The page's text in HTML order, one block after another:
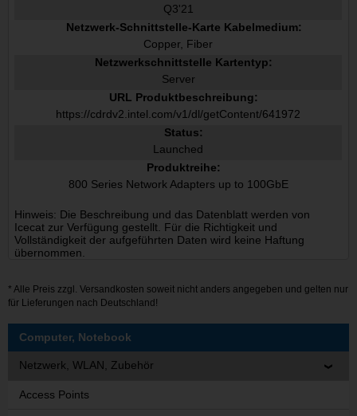
Q3'21
Netzwerk-Schnittstelle-Karte Kabelmedium:
Copper, Fiber
Netzwerkschnittstelle Kartentyp:
Server
URL Produktbeschreibung:
https://cdrdv2.intel.com/v1/dl/getContent/641972
Status:
Launched
Produktreihe:
800 Series Network Adapters up to 100GbE
Hinweis: Die Beschreibung und das Datenblatt werden von
Icecat zur Verfügung gestellt. Für die Richtigkeit und
Vollständigkeit der aufgeführten Daten wird keine Haftung
übernommen.
* Alle Preis zzgl. Versandkosten soweit nicht anders angegeben und gelten nur
für Lieferungen nach Deutschland!
Computer, Notebook
Netzwerk, WLAN, Zubehör
Access Points